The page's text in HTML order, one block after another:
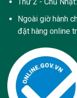
Ngoài giờ hành
đặt hàng online